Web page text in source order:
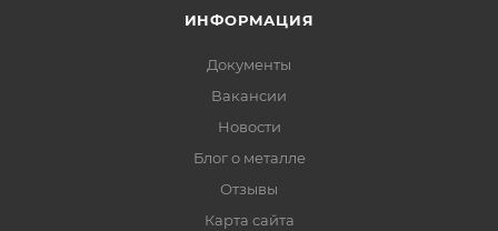
ИНФОРМАЦИЯ
Документы
Вакансии
Новости
Блог о металле
Отзывы
Карта сайта